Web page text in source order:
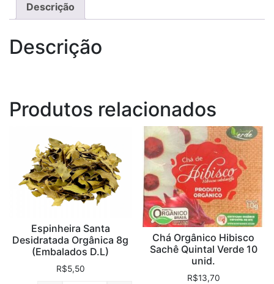
Descrição
Descrição
Produtos relacionados
Espinheira Santa
Desidratada Orgânica 8g
(Embalados D.L)
R$5,50
Chá Orgânico Hibisco
Sachê Quintal Verde 10
unid.
R$13,70